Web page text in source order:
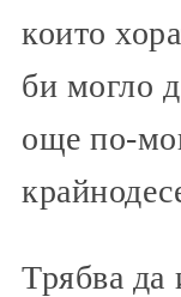
които
би могло
още по-
Трябва да